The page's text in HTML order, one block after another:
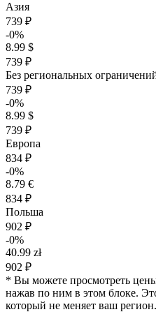
Азия
739 ₽
-0%
8.99 $
739 ₽
Без региональных
739 ₽
-0%
8.99 $
739 ₽
Европа
834 ₽
-0%
8.79 €
834 ₽
Польша
902 ₽
-0%
40.99 zł
902 ₽
* Вы можете просмотреть
нажав по ним в этом блоке.
который не меняет ваш регион.